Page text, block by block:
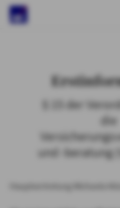
§ 15 der
die
und -beratung